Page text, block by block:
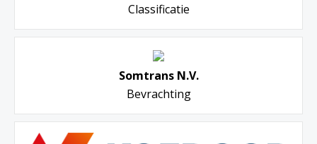
Classificatie
Somtrans N.V.
Bevrachting